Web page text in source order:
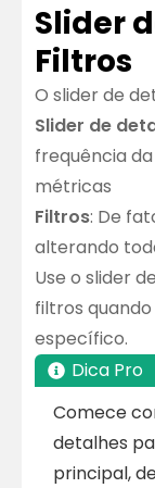
Slider
Filtros
O slider de
Slider de
frequência da
métricas
Filtros: De
alterando
Use o slider
filtros
específico.
Dica Pro
Comece
detalhes
principal,